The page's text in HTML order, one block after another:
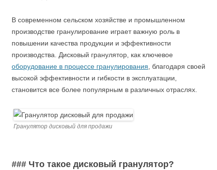
В современном сельском хозяйстве и промышленном
производстве гранулирование играет важную роль в
повышении качества продукции и эффективности
производства. Дисковый гранулятор, как ключевое
оборудование в процессе гранулирования , благодаря своей
высокой эффективности и гибкости в эксплуатации,
становится все более популярным в различных отраслях.
Гранулятор дисковый для продажи
### Что такое дисковый гранулятор?